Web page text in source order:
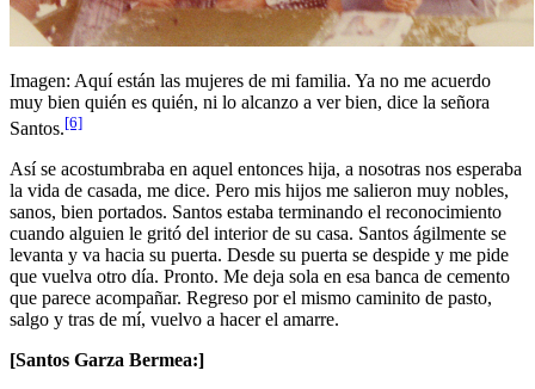
Imagen: Aquí están las mujeres de mi familia. Ya no me acuerdo
muy bien quién es quién, ni lo alcanzo a ver bien, dice la señora
Santos.[6]
Así se acostumbraba en aquel entonces hija, a nosotras nos esperaba
la vida de casada, me dice. Pero mis hijos me salieron muy nobles,
sanos, bien portados. Santos estaba terminando el reconocimiento
cuando alguien le gritó del interior de su casa. Santos ágilmente se
levanta y va hacia su puerta. Desde su puerta se despide y me pide
que vuelva otro día. Pronto. Me deja sola en esa banca de cemento
que parece acompañar. Regreso por el mismo caminito de pasto,
salgo y tras de mí, vuelvo a hacer el amarre.
[Santos Garza Bermea:]